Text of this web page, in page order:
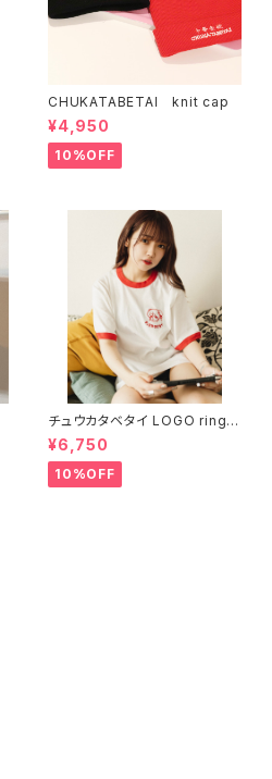
CHUKATABETAI knit cap
¥4,950
10%OFF
チュウカタベタイ LOGO ringer
T-shirt
¥6,750
10%OFF